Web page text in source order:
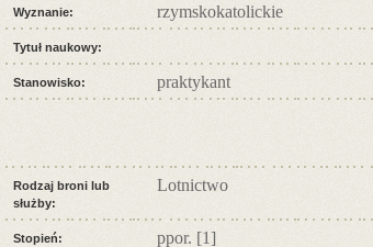
Wyznanie: rzymskokatolickie
Tytuł naukowy:
Stanowisko: praktykant
Rodzaj broni lub
służby:
Lotnictwo
Stopień: ppor. [1]